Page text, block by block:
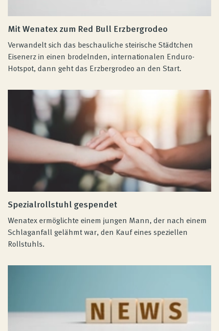
Mit Wenatex zum Red Bull Erzbergrodeo
Verwandelt sich das beschauliche steirische Städtchen
Eisenerz in einen brodelnden, internationalen Enduro-
Hotspot, dann geht das Erzbergrodeo an den Start.
Spezialrollstuhl gespendet
Wenatex ermöglichte einem jungen Mann, der nach einem
Schlaganfall gelähmt war, den Kauf eines speziellen
Rollstuhls.